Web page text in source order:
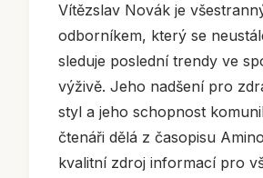
Vítězslav Novák je
odborníkem, který se
sleduje poslední trendy ve
výživě. Jeho nadšení pro
styl a jeho schopnost
čtenáři dělá z časopisu
kvalitní zdroj informací pro